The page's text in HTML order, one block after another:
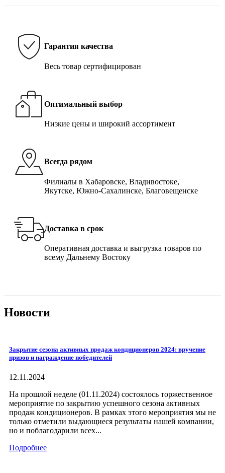
Гарантия качества
Весь товар сертифицирован
Оптимальный выбор
Низкие цены и широкий ассортимент
Всегда рядом
Филиалы в Хабаровске, Владивостоке,
Якутске, Южно-Сахалинске, Благовещенске
Доставка в срок
Оперативная доставка и выгрузка товаров по
всему Дальнему Востоку
Новости
Закрытие сезона активных продаж кондиционеров 2024: вручение
призов и награждение победителей
12.11.2024
На прошлой неделе (01.11.2024) состоялось торжественное
мероприятие по закрытию успешного сезона активных
продаж кондиционеров. В рамках этого мероприятия мы не
только отметили выдающиеся результаты нашей компании,
но и поблагодарили всех...
Подробнее